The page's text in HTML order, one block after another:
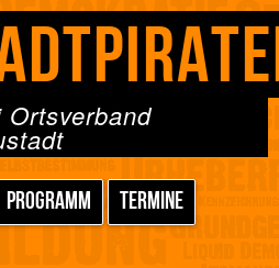
PROGRAMM
TERMINE